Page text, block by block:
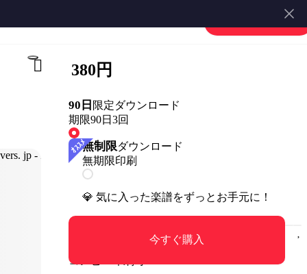
会員登録・ログイン
380円
90日 限定ダウンロード
期限90日 3回
無制限ダウンロード
無期限印刷
💎 気に入った楽譜をずっとお手元に！
今すぐ購入
コンビニ印刷可